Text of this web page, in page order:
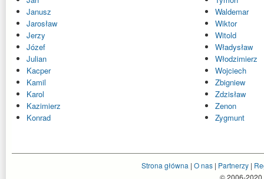
Janusz
Jarosław
Jerzy
Józef
Julian
Kacper
Kamil
Karol
Kazimierz
Konrad
Waldemar
Wiktor
Witold
Władysław
Włodzimierz
Wojciech
Zbigniew
Zdzisław
Zenon
Zygmunt
Strona główna | O nas| Partnerzy|
© 2006-2020